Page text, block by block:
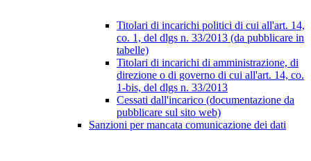
Titolari di incarichi politici di cui all'art. 14,
co. 1, del dlgs n. 33/2013 (da pubblicare in
tabelle)
Titolari di incarichi di amministrazione, di
direzione o di governo di cui all'art. 14, co.
1-bis, del dlgs n. 33/2013
Cessati dall'incarico (documentazione da
pubblicare sul sito web)
Sanzioni per mancata comunicazione dei dati